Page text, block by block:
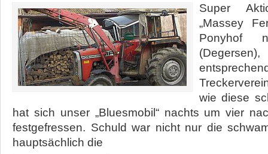
Super
„Massey
Ponyhof
wie diese
hat sich unser „Bluesmobil“ nachts um vier
festgefressen. Schuld war nicht nur die
hauptsächlich die